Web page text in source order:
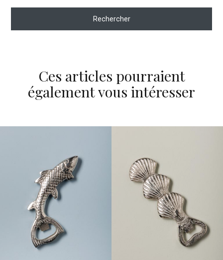
Rechercher
Ces articles pourraient
également vous intéresser